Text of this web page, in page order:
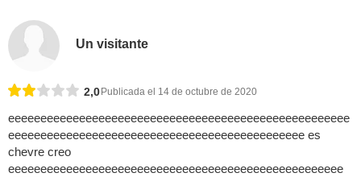
Un visitante
2,0 Publicada el 14 de octubre de 2020
eeeeeeeeeeeeeeeeeeeeeeeeeeeeeeeeeeeeeeeeeeeeeeeeeeeee
eeeeeeeeeeeeeeeeeeeeeeeeeeeeeeeeeeeeeeeeeeeeee es
chevre creo
eeeeeeeeeeeeeeeeeeeeeeeeeeeeeeeeeeeeeeeeeeeeeeeeeeee